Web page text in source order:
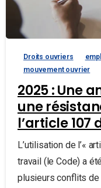
Droits ouvriers
mouvement ouvrier
2025 : Une
une
l’article 107
L’utilisation de l’«
travail (le Code) a
plusieurs conflits de